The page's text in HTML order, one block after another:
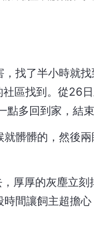
找了半小時就
區找到。從26
多回到家，結
髒髒的，然後
厚厚的灰塵立
間讓飼主超擔